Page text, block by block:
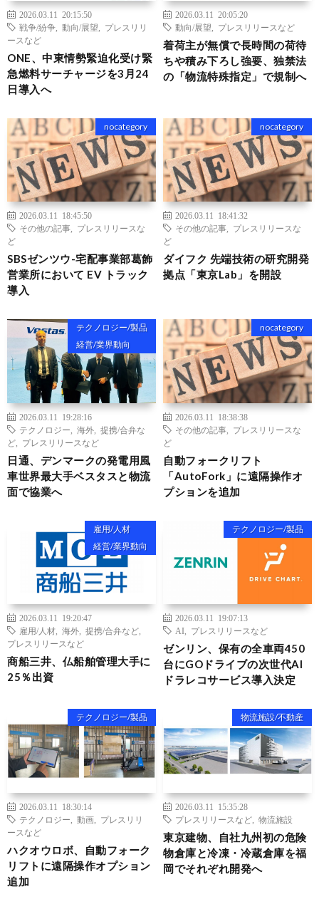
2026.03.11 20:15:50
戦争/紛争
動向/展望
プレスリリ
ースなど
ONE、中東情勢緊迫化受け緊
急燃料サーチャージを3月24
日導入へ
2026.03.11 20:05:20
動向/展望
プレスリリースなど
着荷主が無償で長時間の荷待
ちや積み下ろし強要、独禁法
の「物流特殊指定」で規制へ
nocategory
2026.03.11 18:45:50
その他の記事
プレスリリースな
ど
SBSゼンツウ-宅配事業部葛飾
営業所において EV トラック
導入
nocategory
2026.03.11 18:41:32
その他の記事
プレスリリースな
ど
ダイフク 先端技術の研究開発
拠点「東京Lab」を開設
テクノロジー/製品
経営/業界動向
2026.03.11 19:28:16
テクノロジー
海外
提携/合弁な
ど
プレスリリースなど
日通、デンマークの発電用風
車世界最大手ベスタスと物流
面で協業へ
nocategory
2026.03.11 18:38:38
その他の記事
プレスリリースな
ど
自動フォークリフト
「AutoFork」に遠隔操作オ
プションを追加
雇用/人材
経営/業界動向
2026.03.11 19:20:47
雇用/人材
海外 提携/合弁など
プレスリリースなど
商船三井、仏船舶管理大手に
25％出資
テクノロジー/製品
2026.03.11 19:07:13
AI
プレスリリースなど
ゼンリン、保有の全車両450
台にGOドライブの次世代AI
ドラレコサービス導入決定
テクノロジー/製品
2026.03.11 18:30:14
テクノロジー
動画
プレスリリ
ースなど
ハクオウロボ、自動フォーク
リフトに遠隔操作オプション
追加
物流施設/不動産
2026.03.11 15:35:28
プレスリリースなど
物流施設
東京建物、自社九州初の危険
物倉庫と冷凍・冷蔵倉庫を福
岡でそれぞれ開発へ